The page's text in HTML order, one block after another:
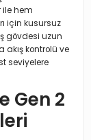
ile hem
için kusursuz
gövdesi uzun
akış kontrolü ve
seviyelere
Gen 2